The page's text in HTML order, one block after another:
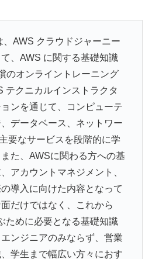
、AWS クラウドジャーニー
、AWS に関する基礎知識
のオンライントレーニング
テクニカルインストラクタ
ンを通じて、コンピューテ
データベース、ネットワー
要なサービスを段階的に学
た、AWSに関わる方への基
アカウントマネジメント、
導入に向けた内容となって
だけではなく、これから
ために必要となる基礎知識
ンジニアのみならず、営業
学生まで幅広い方々におす